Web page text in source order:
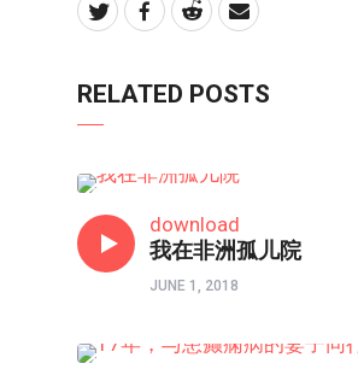
RELATED POSTS
download
我在非洲孤儿院
JUNE 1, 2018